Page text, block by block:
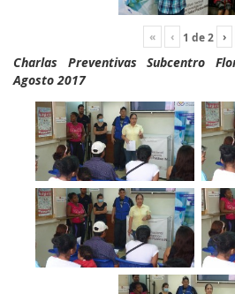
« ‹ 1 de2 ›
Charlas Preventivas Subcentro
Agosto 2017